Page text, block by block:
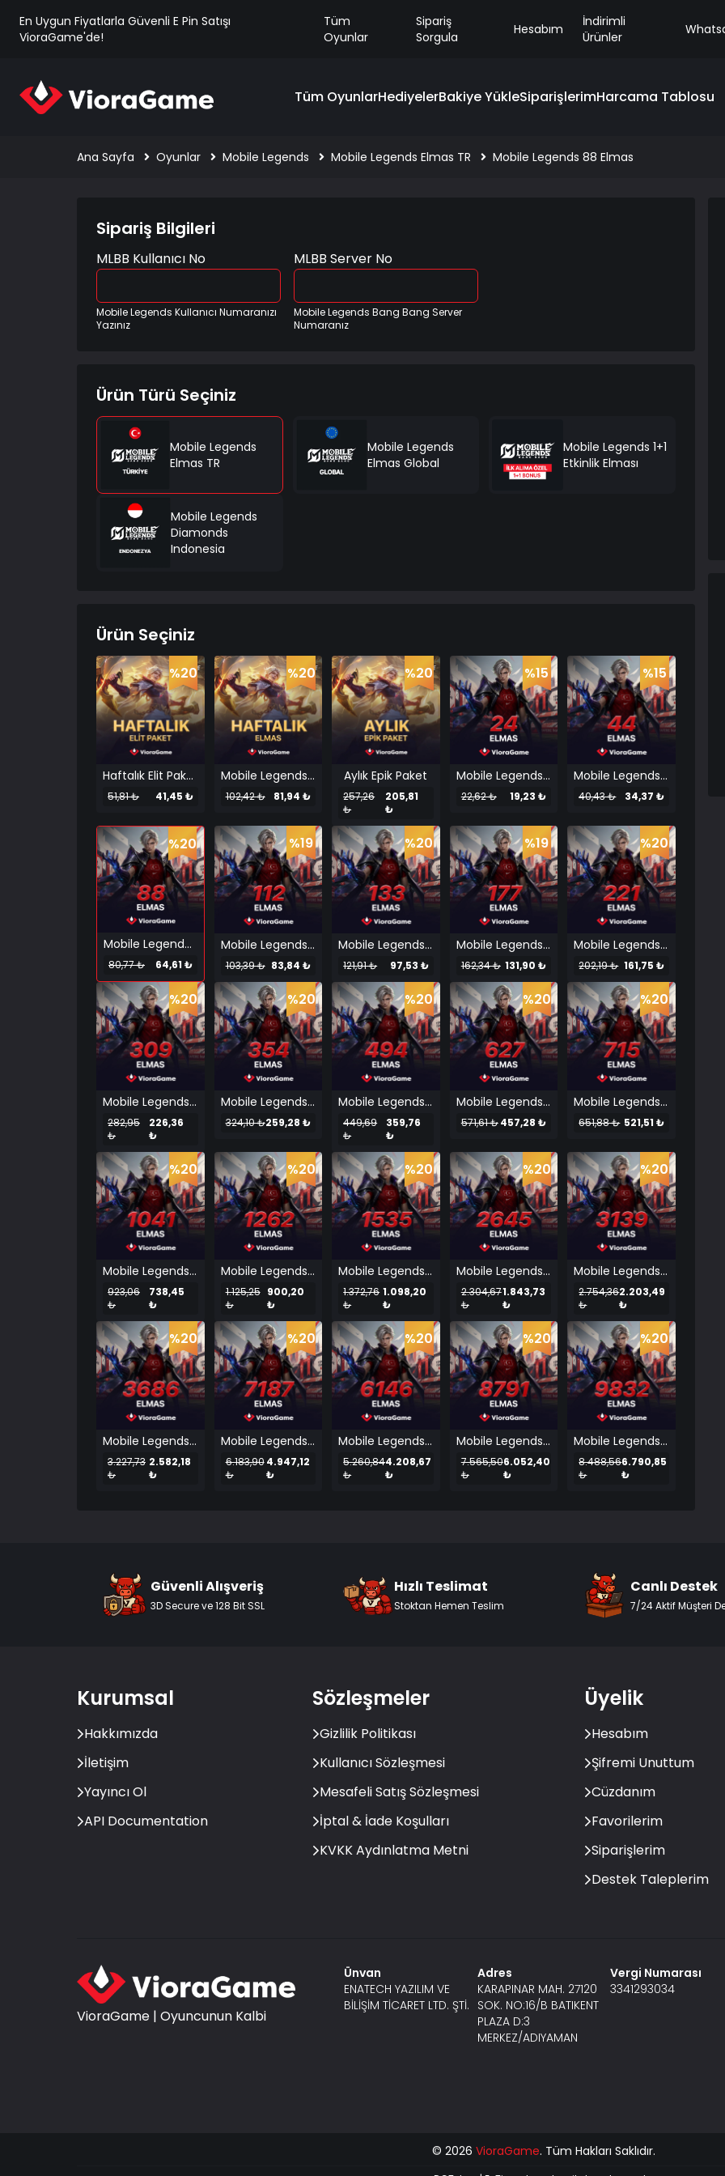
En Uygun Fiyatlarla Güvenli E Pin Satışı
VioraGame'de!
Tüm
Oyunlar
Sipariş
Sorgula
Hesabım
İndirimli
Ürünler
Tüm OyunlarHediyelerBakiye YükleSiparişlerimHarcama Tablosu
Ana Sayfa Oyunlar Mobile Legends Mobile Legends Elmas TR Mobile Legends 88 Elmas
Sipariş Bilgileri
MLBB Kullanıcı No
Mobile Legends Kullanıcı Numaranızı
Yazınız
MLBB Server No
Mobile Legends Bang Bang Server
Numaranız
Ürün Türü Seçiniz
Mobile Legends
Elmas TR
Mobile Legends
Elmas Global
Mobile Legends 1+1
Etkinlik Elması
Mobile Legends
Diamonds
Indonesia
Ürün Seçiniz
%20
Haftalık Elit Paket
51,81 ₺ 41,45 ₺
%20
Mobile Legends Haftalık Elmas TR
102,42 ₺ 81,94 ₺
%20
Aylık Epik Paket
257,26
₺
205,81
₺
%15
Mobile Legends 24 Elmas
22,62 ₺ 19,23 ₺
%15
Mobile Legends 44 Elmas
40,43 ₺ 34,37 ₺
%20
Mobile Legends 88 Elmas
80,77 ₺ 64,61 ₺
%19
Mobile Legends 112 Elmas
103,39 ₺ 83,84 ₺
%20
Mobile Legends 133 Elmas
121,91 ₺ 97,53 ₺
%19
Mobile Legends 177 Elmas
162,34 ₺ 131,90 ₺
%20
Mobile Legends 221 Elmas
202,19 ₺ 161,75 ₺
%20
Mobile Legends 309 Elmas
282,95
₺
226,36
₺
%20
Mobile Legends 354 Elmas
324,10 ₺259,28 ₺
%20
Mobile Legends 494 Elmas
449,69
₺
359,76
₺
%20
Mobile Legends 627 Elmas
571,61 ₺457,28 ₺
%20
Mobile Legends 715 Elmas
651,88 ₺ 521,51 ₺
%20
Mobile Legends 1041 Elmas
923,06
₺
738,45
₺
%20
Mobile Legends 1262 Elmas
1.125,25
₺
900,20
₺
%20
Mobile Legends 1535 Elmas
1.372,76
₺
1.098,20
₺
%20
Mobile Legends 2645 Elmas
2.304,67
₺
1.843,73
₺
%20
Mobile Legends 3139 Elmas
2.754,36
₺
2.203,49
₺
%20
Mobile Legends 3686 Elmas
3.227,73
₺
2.582,18
₺
%20
Mobile Legends 7187 Elmas
6.183,90
₺
4.947,12
₺
%20
Mobile Legends 6146 Elmas
5.260,84
₺
4.208,67
₺
%20
Mobile Legends 8791 Elmas
7.565,50
₺
6.052,40
₺
%20
Mobile Legends 9832 Elmas
8.488,56
₺
6.790,85
₺
Güvenli Alışveriş
3D Secure ve 128 Bit SSL
Hızlı Teslimat
Stoktan Hemen Teslim
Canlı Destek
7/24 Aktif Müşteri
Kurumsal
Hakkımızda
İletişim
Yayıncı Ol
API Documentation
Sözleşmeler
Gizlilik Politikası
Kullanıcı Sözleşmesi
Mesafeli Satış Sözleşmesi
İptal & İade Koşulları
KVKK Aydınlatma Metni
Üyelik
Hesabım
Şifremi Unuttum
Cüzdanım
Favorilerim
Siparişlerim
Destek Taleplerim
VioraGame | Oyuncunun Kalbi
Ünvan
ENATECH YAZILIM VE
BİLİŞİM TİCARET LTD. ŞTİ.
Adres
KARAPINAR MAH. 27120
SOK. NO:16/B BATIKENT
PLAZA D:3
MERKEZ/ADIYAMAN
Vergi Numarası
3341293034
© 2026 VioraGame. Tüm Hakları Saklıdır.